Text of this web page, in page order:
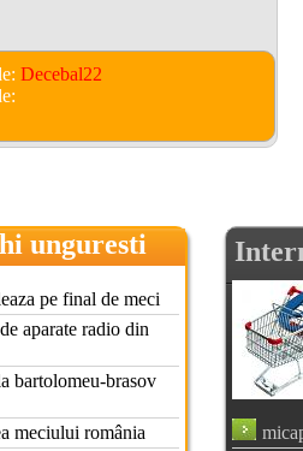
Decebal22
unguresti
pe final de meci
aparate radio din
bartolomeu-brasov
meciului românia